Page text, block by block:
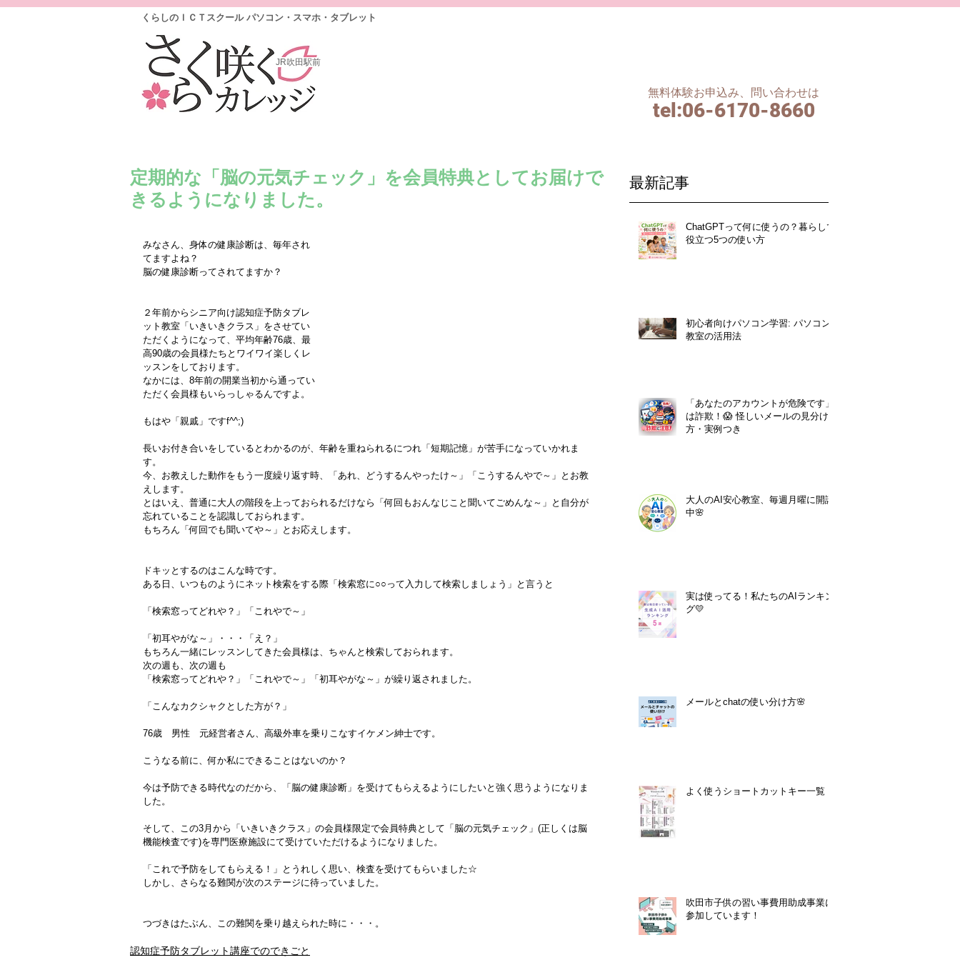
くらしのＩＣＴスクール パソコン・スマホ・タブレット
JR吹田駅前
無料体験お申込み、問い合わせは
tel:06-6170-8660
定期的な「脳の元気チェック」を会員特典としてお届けで
きるようになりました。
みなさん、身体の健康診断は、毎年され
てますよね？
脳の健康診断ってされてますか？
２年前からシニア向け認知症予防タブレ
ット教室「いきいきクラス」をさせてい
ただくようになって、平均年齢76歳、最
高90歳の会員様たちとワイワイ楽しくレ
ッスンをしております。
なかには、8年前の開業当初から通ってい
ただく会員様もいらっしゃるんですよ。
もはや「親戚」ですf^^;)
長いお付き合いをしているとわかるのが、年齢を重ねられるにつれ「短期記憶」が苦手になっていかれま
す。
今、お教えした動作をもう一度繰り返す時、「あれ、どうするんやったけ～」「こうするんやで～」とお教
えします。
とはいえ、普通に大人の階段を上っておられるだけなら「何回もおんなじこと聞いてごめんな～」と自分が
忘れていることを認識しておられます。
もちろん「何回でも聞いてや～」とお応えします。
ドキッとするのはこんな時です。
ある日、いつものようにネット検索をする際「検索窓に○○って入力して検索しましょう」と言うと
「検索窓ってどれや？」「これやで～」
「初耳やがな～」・・・「え？」
もちろん一緒にレッスンしてきた会員様は、ちゃんと検索しておられます。
次の週も、次の週も
「検索窓ってどれや？」「これやで～」「初耳やがな～」が繰り返されました。
「こんなカクシャクとした方が？」
76歳　男性　元経営者さん、高級外車を乗りこなすイケメン紳士です。
こうなる前に、何か私にできることはないのか？
今は予防できる時代なのだから、「脳の健康診断」を受けてもらえるようにしたいと強く思うようになりま
した。
そして、この3月から「いきいきクラス」の会員様限定で会員特典として「脳の元気チェック」(正しくは脳
機能検査です)を専門医療施設にて受けていただけるようになりました。
「これで予防をしてもらえる！」とうれしく思い、検査を受けてもらいました☆
しかし、さらなる難関が次のステージに待っていました。
つづきはたぶん、この難関を乗り越えられた時に・・・。
認知症予防タブレット講座でのできごと
最新記事
ChatGPTって何に使うの？暮らしで
役立つ5つの使い方
初心者向けパソコン学習: パソコン
教室の活用法
「あなたのアカウントが危険です」
は詐欺！😱 怪しいメールの見分け
方・実例つき
大人のAI安心教室、毎週月曜に開講
中🌸
実は使ってる！私たちのAIランキン
グ💛
メールとchatの使い分け方🌸
よく使うショートカットキー一覧！
吹田市子供の習い事費用助成事業に
参加しています！